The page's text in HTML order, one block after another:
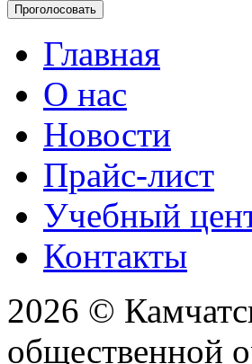
Проголосовать
Главная
О нас
Новости
Прайс-лист
Учебный
Контакты
2026 ©
общественной